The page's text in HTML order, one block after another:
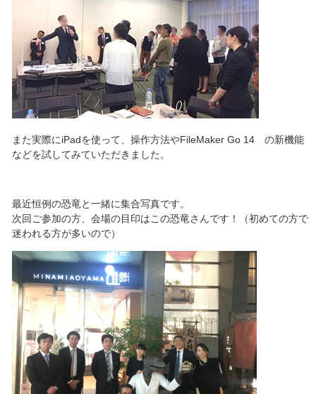
また実際にiPadを使って、操作方法やFileMaker Go 14 の新機能
などを試してみていただきました。
最近恒例の恐竜と一緒に集合写真です。
次回ご参加の方、会場の目印はこの恐竜さんです！（初めての方で
迷われる方が多いので）